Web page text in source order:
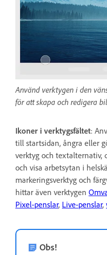
Använd verktygen i den
för att skapa och redigera
Ikoner i verktygsfältet:
till startsidan, ångra eller
verktyg och textalternativ,
och visa arbetsytan i
markeringsverktyg och
hittar även verktygen
Pixel-penslar, Live-penslar,
Obs!